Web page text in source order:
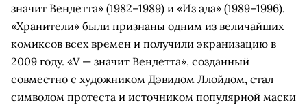
значит Вендетта» (1982–1989) и «Из ада» (1989–1996).
«Хранители» были признаны одним из величайших
комиксов всех времен и получили экранизацию в
2009 году. «V — значит Вендетта», созданный
совместно с художником Дэвидом Ллойдом, стал
символом протеста и источником популярной маски